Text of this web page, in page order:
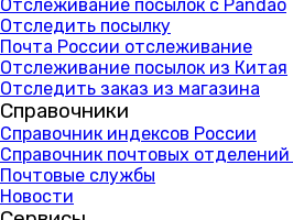
Отслеживание посылок с Pandao
Отследить посылку
Почта России отслеживание
Отслеживание посылок из Китая
Отследить заказ из магазина
Справочники
Справочник индексов России
Справочник почтовых
Почтовые службы
Новости